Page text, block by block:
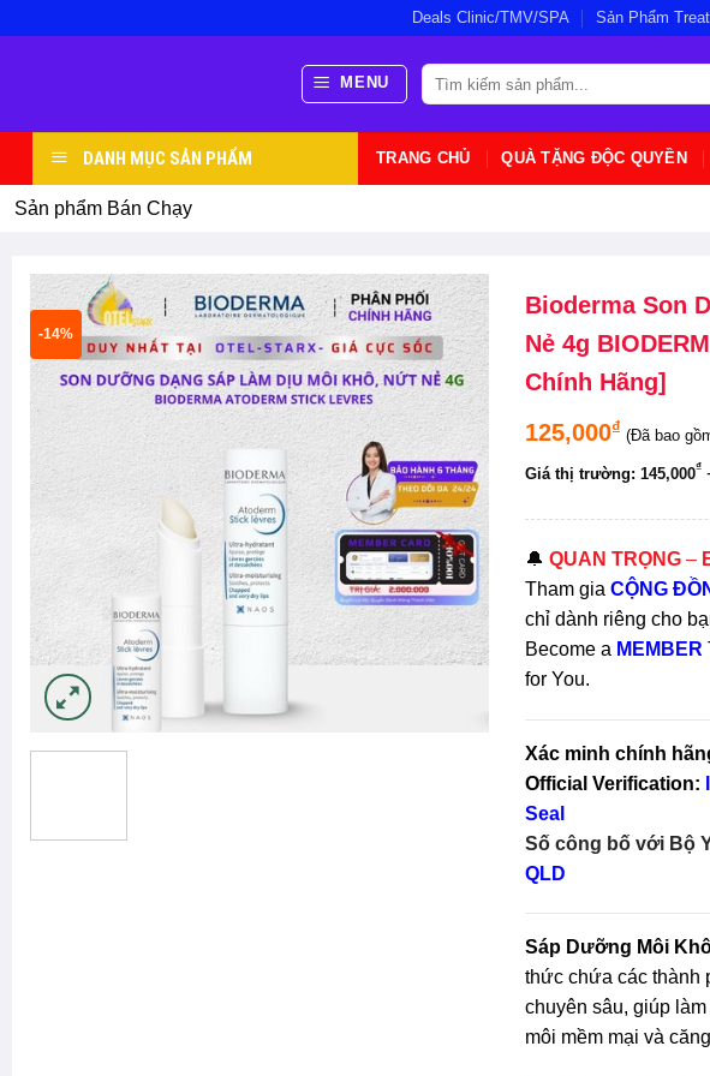
Deals Clinic/TMV/SPA Sản Phẩm
MENU
Tìm
kiếm:
DANH MỤC SẢN PHẨM TRANG CHỦ QUÀ TẶNG ĐỘC QUYỀN
Sản phẩm Bán Chạy
-14%
Bioderma Son
Nẻ 4g
Chính Hãng]
125,000₫ (Đã bao
Giá thị trường: 145,000₫
🔔 QUAN TRỌNG–
Tham gia CỘNG
chỉ dành riêng cho
Become a MEMBER
for You.
Xác minh chính
Official Verification:
Seal
Số công bố với Bộ
QLD
Sáp Dưỡng Môi
thức chứa các thành
chuyên sâu, giúp
môi mềm mại và